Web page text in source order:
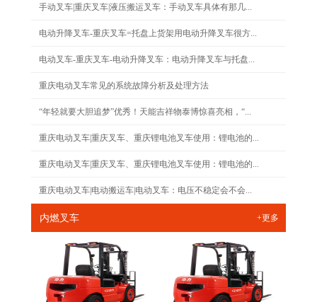
手动叉车|重庆叉车|液压搬运叉车：手动叉车具体有那几...
电动升降叉车-重庆叉车=托盘上货架用电动升降叉车很方...
电动叉车-重庆叉车-电动升降叉车：电动升降叉车与托盘...
重庆电动叉车常见的系统故障分析及处理方法
“年轻就要大胆追梦”优秀！天能吉祥物泰博惊喜亮相，“...
重庆电动叉车|重庆叉车、重庆锂电池叉车使用：锂电池的...
重庆电动叉车|重庆叉车、重庆锂电池叉车使用：锂电池的...
重庆电动叉车|电动搬运车|电动叉车：电压不稳定会不会...
内燃叉车 +更多